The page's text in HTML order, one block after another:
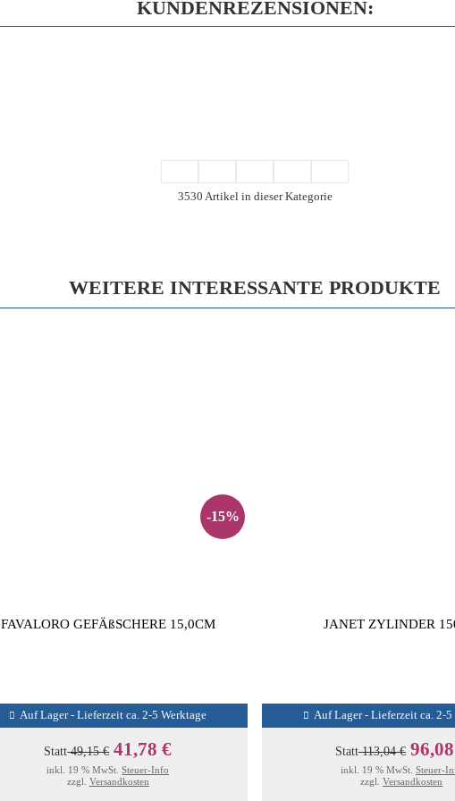
KUNDENREZENSIONEN:
3530 Artikel in dieser Kategorie
WEITERE INTERESSANTE PRODUKTE
-15%
FAVALORO GEFÄßSCHERE 15,0CM
Auf Lager - Lieferzeit ca. 2-5 Werktage
Statt49,15 € 41,78 €
inkl. 19 % MwSt.Steuer-Info
zzgl. Versandkosten
JANET ZYLINDER
Auf Lager - Lieferzeit ca. 2-5
Statt113,04 €
inkl. 19 % MwSt. Steuer-
zzgl.Versandkosten